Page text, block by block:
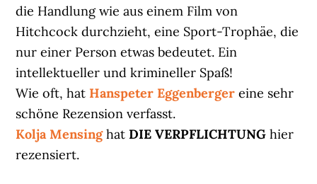
die Handlung wie aus einem Film von
Hitchcock durchzieht, eine Sport-Trophäe, die
nur einer Person etwas bedeutet. Ein
intellektueller und krimineller Spaß!
Wie oft, hat Hanspeter Eggenberger eine sehr
schöne Rezension verfasst.
Kolja Mensing hatDIE VERPFLICHTUNGhier
rezensiert.